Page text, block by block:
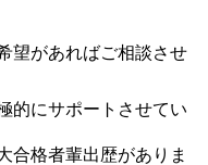
望があればご相談させ
的にサポートさせてい
合格者輩出歴がありま